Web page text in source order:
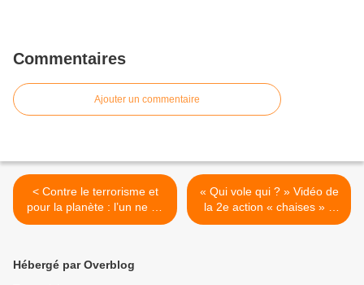
Commentaires
Ajouter un commentaire
< Contre le terrorisme et
pour la planète : l’un ne va
pas sans l’autre ! Nabil
France (CMF)
« Qui vole qui ? » Vidéo de
la 2e action « chaises » à
Bruxelles >
Hébergé par Overblog